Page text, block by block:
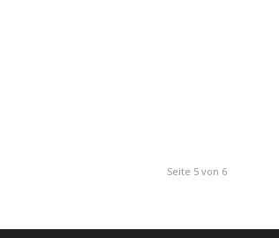
Seite 5 von 6